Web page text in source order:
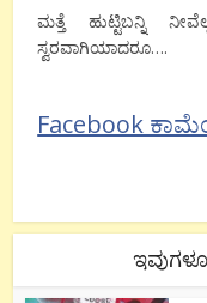
ಮತ್ತೆ ಹುಟ್ಟಿಬನ್ನಿ
ಸ್ವರವಾಗಿಯಾದರೂ….
Facebook